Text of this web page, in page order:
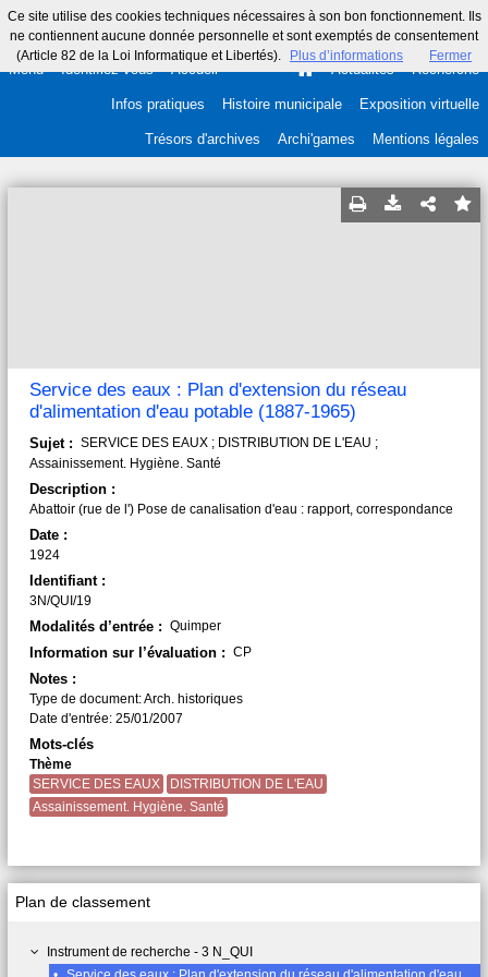
Ce site utilise des cookies techniques nécessaires à son bon fonctionnement. Ils
ne contiennent aucune donnée personnelle et sont exemptés de consentement
(Article 82 de la Loi Informatique et Libertés).
Plus d’informations Fermer
Menu Identifiez-vous Accueil Actualités Recherche
Infos pratiques Histoire municipale Exposition virtuelle
Trésors d'archives Archi'games Mentions légales
Plan de classement
Instrument de recherche - 3 N_QUI
Service des eaux : Plan d'extension du réseau
d'alimentation d'eau potable (1887-1965)
Sujet : SERVICE DES EAUX ; DISTRIBUTION DE L'EAU ;
Assainissement. Hygiène. Santé
Description :
Abattoir (rue de l') Pose de canalisation d'eau : rapport, correspondance
Date :
1924
Identifiant :
3N/QUI/19
Modalités d’entrée : Quimper
Information sur l’évaluation : CP
Notes :
Type de document: Arch. historiques
Date d'entrée: 25/01/2007
Mots-clés
Thème
SERVICE DES EAUX
DISTRIBUTION DE L'EAU
Assainissement. Hygiène. Santé